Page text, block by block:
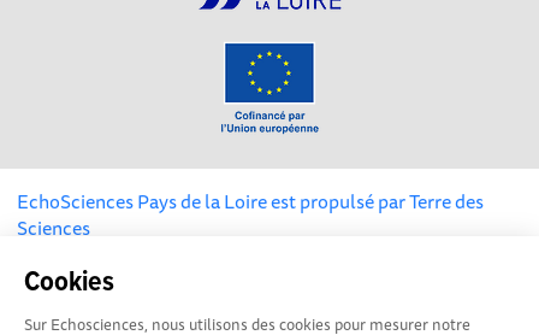
Cookies
Sur Echosciences, nous utilisons des cookies pour mesurer notre
EchoSciences Pays de la Loire est propulsé parTerre des
Sciences
Mentions légales
|Ligne éditoriale